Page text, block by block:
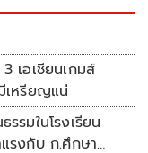
เอเชียนเกมส์
เหรียญแน่
รมในโรงเรียน
รงกับ ก.ศึกษา